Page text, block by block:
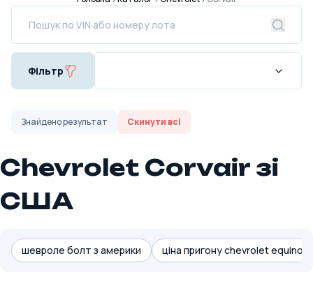
Фільтр
Знайденорезультат Скинути всі
Chevrolet Corvair зі
США
шевроле болт з америки ціна пригону chevrolet equinox